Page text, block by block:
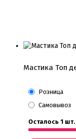
Мастика Топ
Розница
Самовывоз
Осталось 1 шт.